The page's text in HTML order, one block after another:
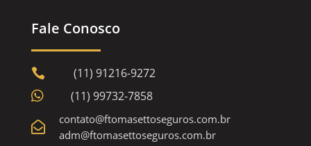
Fale Conosco
 (11) 91216-9272
 (11) 99732-7858

contato@ftomasettoseguros.com.br
adm@ftomasettoseguros.com.br